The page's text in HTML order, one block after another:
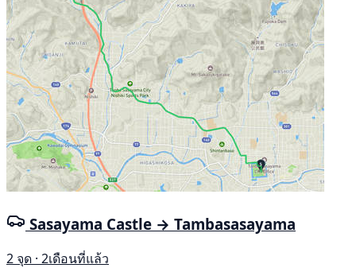
Sasayama Castle → Tambasasayama
2 จุด · 2เดือนที่แล้ว